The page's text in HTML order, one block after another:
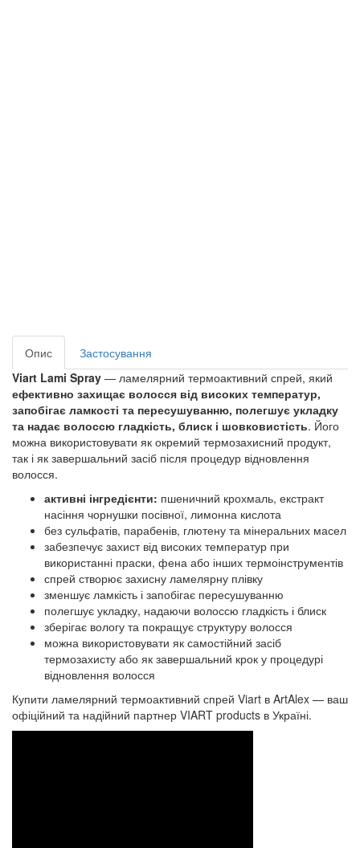
Опис
Застосування
Viart Lami Spray — ламелярний термоактивний спрей, який
ефективно захищає волосся від високих температур,
запобігає ламкості та пересушуванню, полегшує укладку
та надає волоссю гладкість, блиск і шовковистість. Його
можна використовувати як окремий термозахисний продукт,
так і як завершальний засіб після процедур відновлення
волосся.
активні інгредієнти: пшеничний крохмаль, екстракт
насіння чорнушки посівної, лимонна кислота
без сульфатів, парабенів, глютену та мінеральних масел
забезпечує захист від високих температур при
використанні праски, фена або інших термоінструментів
спрей створює захисну ламелярну плівку
зменшує ламкість і запобігає пересушуванню
полегшує укладку, надаючи волоссю гладкість і блиск
зберігає вологу та покращує структуру волосся
можна використовувати як самостійний засіб
термозахисту або як завершальний крок у процедурі
відновлення волосся
Купити ламелярний термоактивний спрей Viart в ArtAlex — ваш
офіційний та надійний партнер VIART products в Україні.